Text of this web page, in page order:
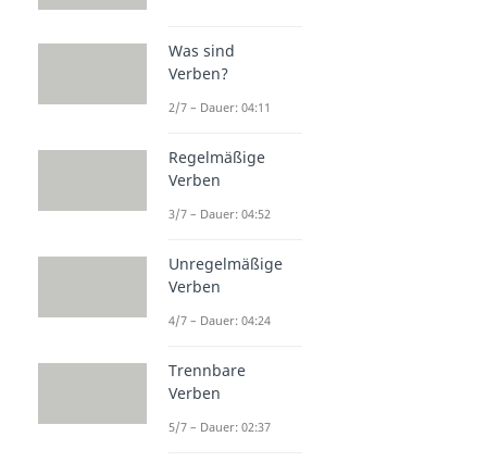
Was sind
Verben?
2/7 – Dauer: 04:11
Regelmäßige
Verben
3/7 – Dauer: 04:52
Unregelmäßige
Verben
4/7 – Dauer: 04:24
Trennbare
Verben
5/7 – Dauer: 02:37